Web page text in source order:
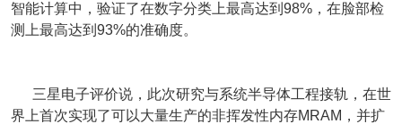
智能计算中，验证了在数字分类上最高达到98%，在脸部检
测上最高达到93%的准确度。
三星电子评价说，此次研究与系统半导体工程接轨，在世
界上首次实现了可以大量生产的非挥发性内存MRAM，并扩